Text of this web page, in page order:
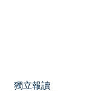
獨立報讀